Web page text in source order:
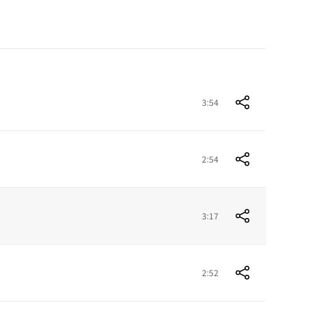
3:54
2:54
3:17
2:52